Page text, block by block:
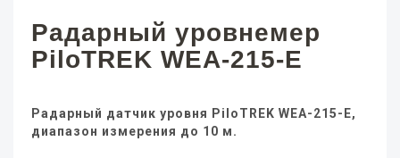
Радарный уровнемер
PiloTREK WEA-215-E
Радарный датчик уровня PiloTREK WEA-215-E,
диапазон измерения до 10 м.